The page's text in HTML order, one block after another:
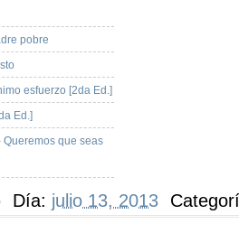
pobre
esfuerzo [2da Ed.]
Ed.]
Queremos que seas
Día: julio 13, 2013